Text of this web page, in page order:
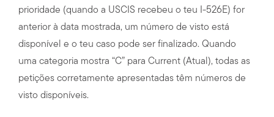
prioridade (quando a USCIS recebeu o teu I-526E) for
anterior à data mostrada, um número de visto está
disponível e o teu caso pode ser finalizado. Quando
uma categoria mostra “C” para Current (Atual), todas as
petições corretamente apresentadas têm números de
visto disponíveis.